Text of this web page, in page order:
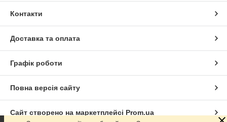
Контакти
Доставка та оплата
Графік роботи
Повна версія сайту
Сайт створено на маркетплейсі Prom.ua